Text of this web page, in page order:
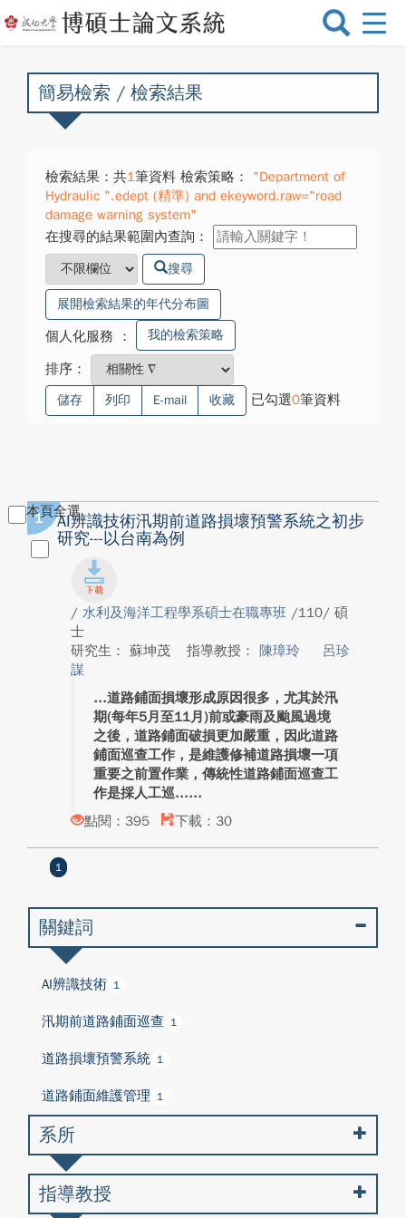
選
換
簡易檢索 / 檢索結果
檢索結果：共1筆資料 檢索策略：
"Department of
Hydraulic ".edept (精準) and ekeyword.raw="road
damage warning system"
在搜尋的結果範圍內查詢：
搜尋
展開檢索結果的年代分布圖
個人化服務 ： 我的檢索策略
排序：
儲存 列印 E-mail 收藏 已勾選0筆資料
本頁全選
1
AI辨識技術汛期前道路損壞預警系統之初步
研究---以台南為例
/ 水利及海洋工程學系碩士在職專班 /110/ 碩
士
研究生： 蘇坤茂
指導教授： 陳璋玲
呂珍
謀
道路鋪面損壞形成原因很多，尤其於汛
期(每年5月至11月)前或豪雨及颱風過境
之後，道路鋪面破損更加嚴重，因此道路
鋪面巡查工作，是維護修補道路損壞一項
重要之前置作業，傳統性道路鋪面巡查工
作是採人工巡...
點閱：395
下載：30
1
關鍵詞
AI辨識技術 1
汛期前道路鋪面巡查 1
道路損壞預警系統 1
道路鋪面維護管理 1
系所
指導教授